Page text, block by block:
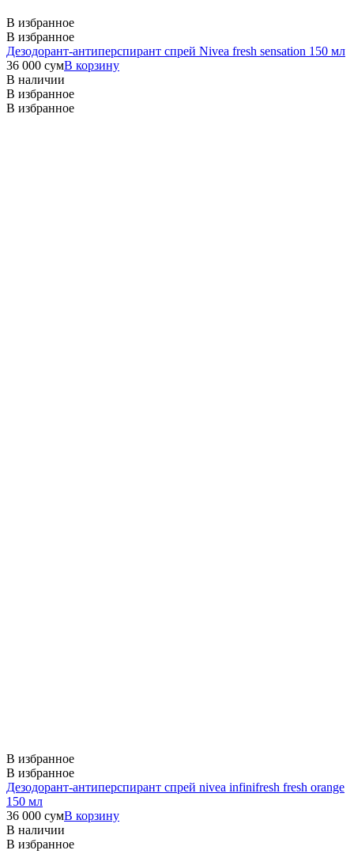
В избранное
В избранное
Дезодорант-антиперспирант спрей Nivea fresh sensation 150 мл
36 000 сумВ корзину
В наличии
В избранное
В избранное
В избранное
В избранное
Дезодорант-антиперспирант спрей nivea infinifresh fresh orange
150 мл
36 000 сумВ корзину
В наличии
В избранное